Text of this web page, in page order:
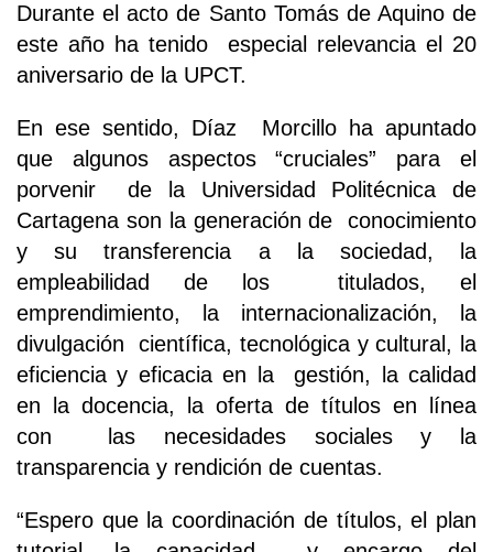
Durante el acto de Santo Tomás de Aquino de
este año ha tenido especial relevancia el 20
aniversario de la UPCT.
En ese sentido, Díaz Morcillo ha apuntado
que algunos aspectos “cruciales” para el
porvenir de la Universidad Politécnica de
Cartagena son la generación de conocimiento
y su transferencia a la sociedad, la
empleabilidad de los titulados, el
emprendimiento, la internacionalización, la
divulgación científica, tecnológica y cultural, la
eficiencia y eficacia en la gestión, la calidad
en la docencia, la oferta de títulos en línea
con las necesidades sociales y la
transparencia y rendición de cuentas.
“Espero que la coordinación de títulos, el plan